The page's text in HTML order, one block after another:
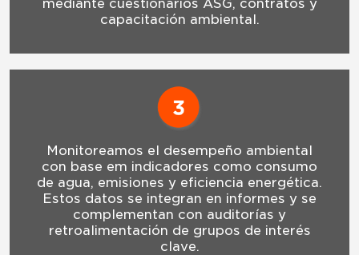
mediante cuestionarios ASG, contratos y
capacitación ambiental.
Monitoreamos el desempeño ambiental
con base em indicadores como consumo
de agua, emisiones y eficiencia energética.
Estos datos se integran en informes y se
complementan con auditorías y
retroalimentación de grupos de interés
clave.